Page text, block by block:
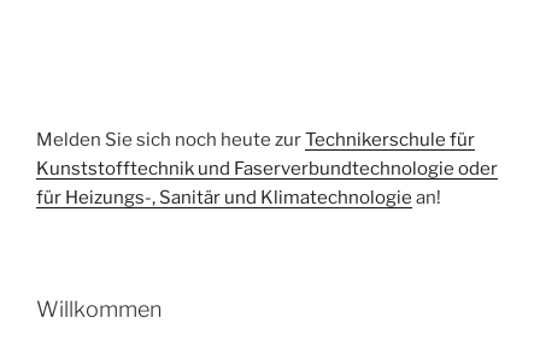
Melden Sie sich noch heute zurTechnikerschule für
Kunststofftechnik und Faserverbundtechnologie oder
für Heizungs-, Sanitär und Klimatechnologie an!
Willkommen